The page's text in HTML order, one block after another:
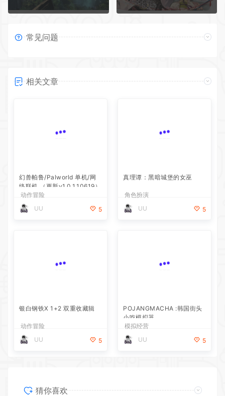
常见问题
相关文章
UU
真理谭：黑暗城堡的女巫
角色扮演
UU
5
银白钢铁X 1+2 双重收藏辑
动作冒险
UU
5
POJANGMACHA :韩国街头
小吃模拟器
模拟经营
UU
5
猜你喜欢